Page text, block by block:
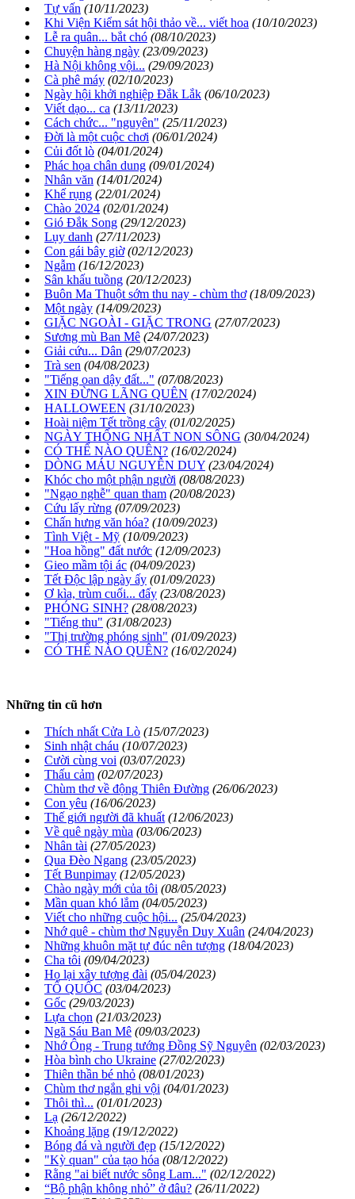
Tự vấn (10/11/2023)
Khi Viện Kiểm sát hội thảo về... viết hoa (10/10/2023)
Lễ ra quân... bắt chó (08/10/2023)
Chuyện hàng ngày (23/09/2023)
Hà Nội không vội... (29/09/2023)
Cà phê máy (02/10/2023)
Ngày hội khởi nghiệp Đắk Lắk (06/10/2023)
Viết dạo... ca (13/11/2023)
Cách chức... "nguyên" (25/11/2023)
Đời là một cuộc chơi (06/01/2024)
Củi đốt lò (04/01/2024)
Phác họa chân dung (09/01/2024)
Nhân văn (14/01/2024)
Khế rụng (22/01/2024)
Chào 2024 (02/01/2024)
Gió Đắk Song (29/12/2023)
Lụy danh (27/11/2023)
Con gái bây giờ (02/12/2023)
Ngẫm (16/12/2023)
Sân khấu tuồng (20/12/2023)
Buôn Ma Thuột sớm thu nay - chùm thơ (18/09/2023)
Một ngày (14/09/2023)
GIẶC NGOÀI - GIẶC TRONG (27/07/2023)
Sương mù Ban Mê (24/07/2023)
Giải cứu... Dân (29/07/2023)
Trà sen (04/08/2023)
"Tiếng oan dậy đất..." (07/08/2023)
XIN ĐỪNG LÃNG QUÊN (17/02/2024)
HALLOWEEN (31/10/2023)
Hoài niệm Tết trồng cây (01/02/2025)
NGÀY THỐNG NHẤT NON SÔNG (30/04/2024)
CÓ THỂ NÀO QUÊN? (16/02/2024)
DÒNG MÁU NGUYỄN DUY (23/04/2024)
Khóc cho một phận người (08/08/2023)
"Ngạo nghễ" quan tham (20/08/2023)
Cứu lấy rừng (07/09/2023)
Chấn hưng văn hóa? (10/09/2023)
Tình Việt - Mỹ (10/09/2023)
"Hoa hồng" đất nước (12/09/2023)
Gieo mầm tội ác (04/09/2023)
Tết Độc lập ngày ấy (01/09/2023)
Ơ kìa, trùm cuối... đấy (23/08/2023)
PHÓNG SINH? (28/08/2023)
"Tiếng thu" (31/08/2023)
"Thị trường phóng sinh" (01/09/2023)
CÓ THỂ NÀO QUÊN? (16/02/2024)
Những tin cũ hơn
Thích nhất Cửa Lò (15/07/2023)
Sinh nhật cháu (10/07/2023)
Cười cùng voi (03/07/2023)
Thấu cảm (02/07/2023)
Chùm thơ về động Thiên Đường (26/06/2023)
Con yêu (16/06/2023)
Thế giới người đã khuất (12/06/2023)
Về quê ngày mùa (03/06/2023)
Nhân tài (27/05/2023)
Qua Đèo Ngang (23/05/2023)
Tết Bunpimay (12/05/2023)
Chào ngày mới của tôi (08/05/2023)
Mần quan khó lắm (04/05/2023)
Viết cho những cuộc hội... (25/04/2023)
Nhớ quê - chùm thơ Nguyễn Duy Xuân (24/04/2023)
Những khuôn mặt tự đúc nên tượng (18/04/2023)
Cha tôi (09/04/2023)
Họ lại xây tượng đài (05/04/2023)
TỔ QUỐC (03/04/2023)
Gốc (29/03/2023)
Lựa chọn (21/03/2023)
Ngã Sáu Ban Mê (09/03/2023)
Nhớ Ông - Trung tướng Đồng Sỹ Nguyên (02/03/2023)
Hòa bình cho Ukraine (27/02/2023)
Thiên thần bé nhỏ (08/01/2023)
Chùm thơ ngắn ghi vội (04/01/2023)
Thôi thì... (01/01/2023)
Lạ (26/12/2022)
Khoảng lặng (19/12/2022)
Bóng đá và người đẹp (15/12/2022)
"Kỳ quan" của tạo hóa (08/12/2022)
Rằng "ai biết nước sông Lam..." (02/12/2022)
“Bộ phận không nhỏ” ở đâu? (26/11/2022)